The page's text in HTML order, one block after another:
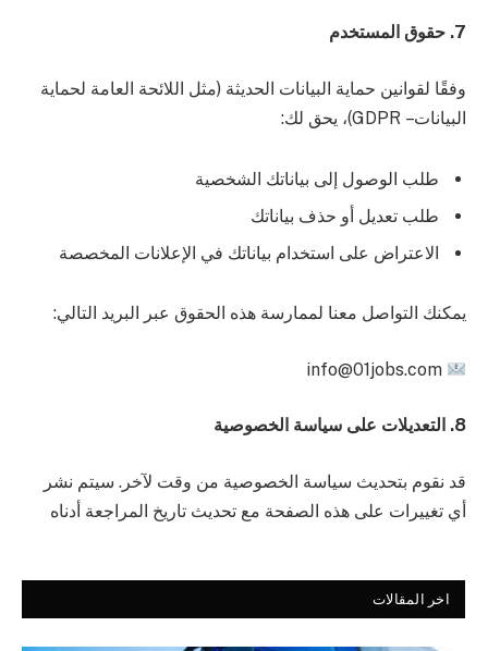
7. حقوق المستخدم
وفقًا لقوانين حماية البيانات الحديثة (مثل اللائحة العامة لحماية
البيانات – GDPR)، يحق لك:
طلب الوصول إلى بياناتك الشخصية
طلب تعديل أو حذف بياناتك
الاعتراض على استخدام بياناتك في الإعلانات المخصصة
يمكنك التواصل معنا لممارسة هذه الحقوق عبر البريد التالي:
info@01jobs.com
8. التعديلات على سياسة الخصوصية
قد نقوم بتحديث سياسة الخصوصية من وقت لآخر. سيتم نشر
أي تغييرات على هذه الصفحة مع تحديث تاريخ المراجعة أدناه
اخر المقالات